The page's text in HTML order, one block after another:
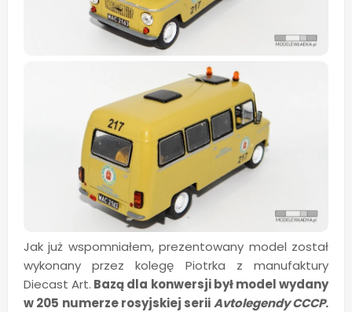
Jak już wspomniałem, prezentowany model został
wykonany przez kolegę Piotrka z manufaktury
Diecast Art. Bazą dla konwersji był model wydany
w 205 numerze rosyjskiej seriiAvtolegendy CCCP.